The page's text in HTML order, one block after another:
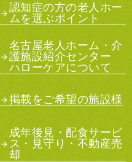
認知症の方の老人ホー
ムを選ぶポイント
名古屋老人ホーム・介
護施設紹介センター
ハローケアについて
掲載をご希望の施設様
成年後見・配食サービ
ス・見守り・不動産売
却